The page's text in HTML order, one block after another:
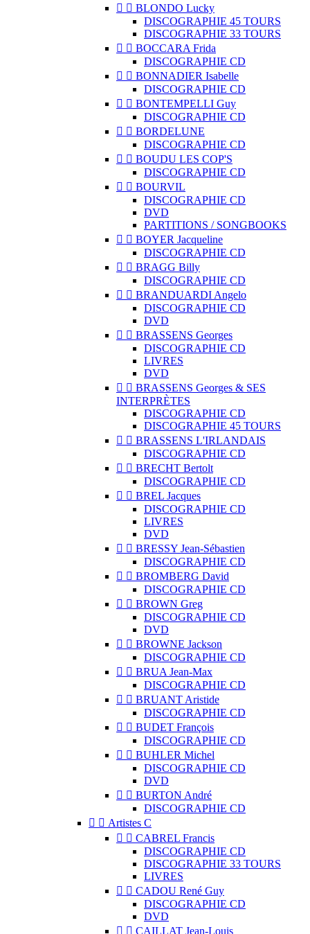
  BLONDO Lucky
DISCOGRAPHIE 45 TOURS
DISCOGRAPHIE 33 TOURS
  BOCCARA Frida
DISCOGRAPHIE CD
  BONNADIER Isabelle
DISCOGRAPHIE CD
  BONTEMPELLI Guy
DISCOGRAPHIE CD
  BORDELUNE
DISCOGRAPHIE CD
  BOUDU LES COP'S
DISCOGRAPHIE CD
  BOURVIL
DISCOGRAPHIE CD
DVD
PARTITIONS / SONGBOOKS
  BOYER Jacqueline
DISCOGRAPHIE CD
  BRAGG Billy
DISCOGRAPHIE CD
  BRANDUARDI Angelo
DISCOGRAPHIE CD
DVD
  BRASSENS Georges
DISCOGRAPHIE CD
LIVRES
DVD
  BRASSENS Georges & SES
INTERPRÈTES
DISCOGRAPHIE CD
DISCOGRAPHIE 45 TOURS
  BRASSENS L'IRLANDAIS
DISCOGRAPHIE CD
  BRECHT Bertolt
DISCOGRAPHIE CD
  BREL Jacques
DISCOGRAPHIE CD
LIVRES
DVD
  BRESSY Jean-Sébastien
DISCOGRAPHIE CD
  BROMBERG David
DISCOGRAPHIE CD
  BROWN Greg
DISCOGRAPHIE CD
DVD
  BROWNE Jackson
DISCOGRAPHIE CD
  BRUA Jean-Max
DISCOGRAPHIE CD
  BRUANT Aristide
DISCOGRAPHIE CD
  BUDET François
DISCOGRAPHIE CD
  BUHLER Michel
DISCOGRAPHIE CD
DVD
  BURTON André
DISCOGRAPHIE CD
  Artistes C
  CABREL Francis
DISCOGRAPHIE CD
DISCOGRAPHIE 33 TOURS
LIVRES
  CADOU René Guy
DISCOGRAPHIE CD
DVD
  CAILLAT Jean-Louis